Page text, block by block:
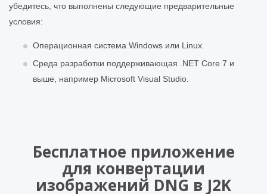
убедитесь, что выполнены следующие предварительные
условия:
Операционная система Windows или Linux.
Среда разработки поддерживающая .NET Core 7 и
выше, например Microsoft Visual Studio.
Бесплатное приложение
для конвертации
изображений DNG в J2K